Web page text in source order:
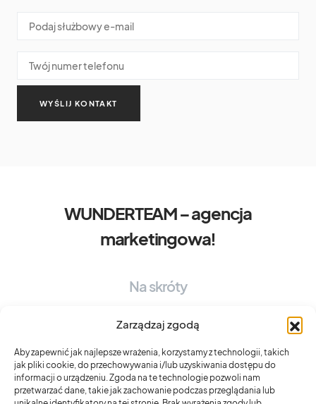
Zarządzaj zgodą
Aby zapewnić jak najlepsze wrażenia, korzystamy z technologii, takich
jak pliki cookie, do przechowywania i/lub uzyskiwania dostępu do
informacji o urządzeniu. Zgoda na te technologie pozwoli nam
przetwarzać dane, takie jak zachowanie podczas przeglądania lub
WUNDERTEAM – agencja
marketingowa!
Na skróty
OFERTA WUNDERTEAM
BRAND EXPERIENCE STRATEGY
Top